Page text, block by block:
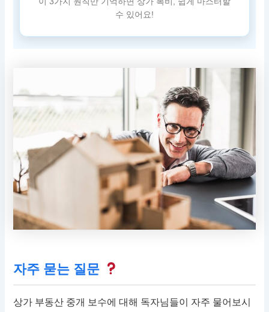
수 있어요!
자주 묻는 질문
상가 부동산 중개 보수에 대해 독자님들이 자주 물어보시